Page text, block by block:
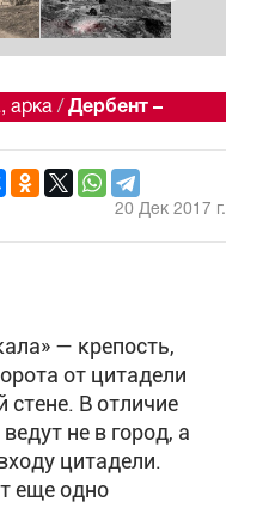
арка / Дербент –
20 Дек 2017 г.
— крепость,
от цитадели
В отличие
не в город, а
цитадели.
еще одно